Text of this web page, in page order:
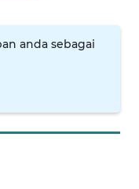
anda sebagai